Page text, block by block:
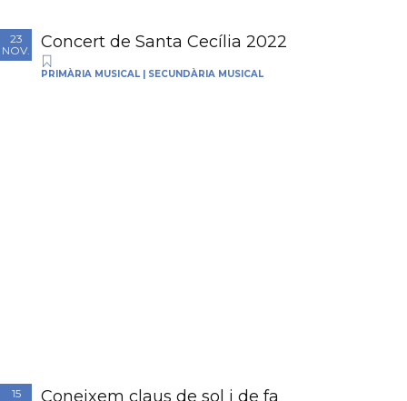
23
NOV.
Concert de Santa Cecília 2022
PRIMÀRIA MUSICAL | SECUNDÀRIA MUSICAL
15
Coneixem claus de sol i de fa